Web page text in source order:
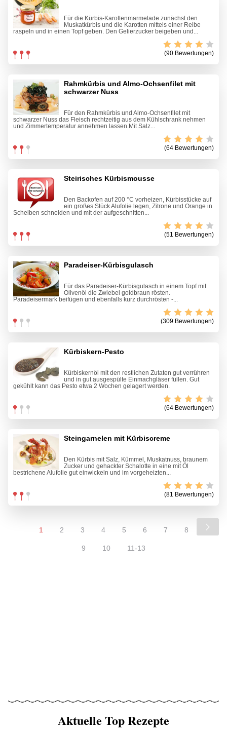
Für die Kürbis-Karottenmarmelade zunächst den
Muskatkürbis und die Karotten mittels einer Reibe
raspeln und in einen Topf geben. Den Gelierzucker beigeben und...
(90 Bewertungen)
Rahmkürbis und Almo-Ochsenfilet mit
schwarzer Nuss
Für den Rahmkürbis und Almo-Ochsenfilet mit
schwarzer Nuss das Fleisch rechtzeitig aus dem Kühlschrank nehmen
und Zimmertemperatur annehmen lassen.Mit Salz...
(64 Bewertungen)
Steirisches Kürbismousse
Den Backofen auf 200 °C vorheizen, Kürbisstücke auf
ein großes Stück Alufolie legen, Zitrone und Orange in
Scheiben schneiden und mit der aufgeschnitten...
(51 Bewertungen)
Paradeiser-Kürbisgulasch
Für das Paradeiser-Kürbisgulasch in einem Topf mit
Olivenöl die Zwiebel goldbraun rösten.
Paradeisermark beifügen und ebenfalls kurz durchrösten -...
(309 Bewertungen)
Kürbiskern-Pesto
Kürbiskernöl mit den restlichen Zutaten gut verrühren
und in gut ausgespülte Einmachgläser füllen. Gut
gekühlt kann das Pesto etwa 2 Wochen gelagert werden.
(64 Bewertungen)
Steingarnelen mit Kürbiscreme
Den Kürbis mit Salz, Kümmel, Muskatnuss, braunem
Zucker und gehackter Schalotte in eine mit Öl
bestrichene Alufolie gut einwickeln und im vorgeheizten...
(81 Bewertungen)
1 2 3 4 5 6 7 8
9 10 11-13
Aktuelle Top Rezepte